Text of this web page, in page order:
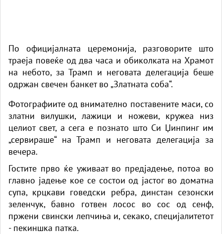
По официјалната церемонија, разговорите што
траеја повеќе од два часа и обиколката на Храмот
на небото, за Трамп и неговата делегација беше
одржан свечен банкет во „Златната соба“.
Фотографиите од внимателно поставените маси, со
златни вилушки, лажици и ножеви, кружеа низ
целиот свет, а сега е познато што Си Џинпингим
„сервираше“ на Трамп и неговата делегација за
вечера.
Гостите прво ќе уживаат во предјадење, потоа во
главно јадење кое се состои од јастог во доматна
супа, крцкави говедски ребра, динстан сезонски
зеленчук, бавно готвен лосос во сос од сенф,
пржени свински лепчиња и, секако, специјалитетот
- пекиншка патка.